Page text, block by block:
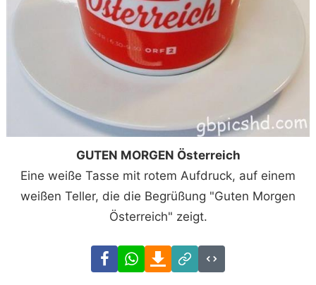
GUTEN MORGEN Österreich
Eine weiße Tasse mit rotem Aufdruck, auf einem
weißen Teller, die die Begrüßung "Guten Morgen
Österreich" zeigt.
FacebookWhatsAppDownload
Link
Code